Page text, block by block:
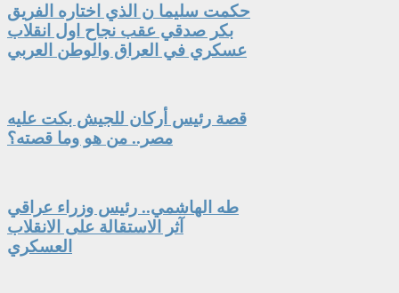
حكمت سليما ن الذي اختاره الفريق
بكر صدقي عقب نجاح اول انقلاب
عسكري في العراق والوطن العربي
قصة رئيس أركان للجيش بكت عليه
مصر.. من هو وما قصته؟
طه الهاشمي.. رئيس وزراء عراقي
آثر الاستقالة على الانقلاب
العسكري